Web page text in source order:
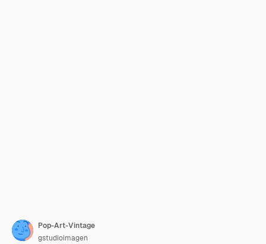
Pop-Art-Vintage
gstudioimagen